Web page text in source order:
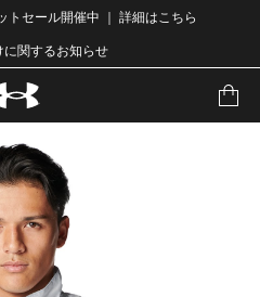
トセール開催中 ｜ 詳細はこちら
に関するお知らせ